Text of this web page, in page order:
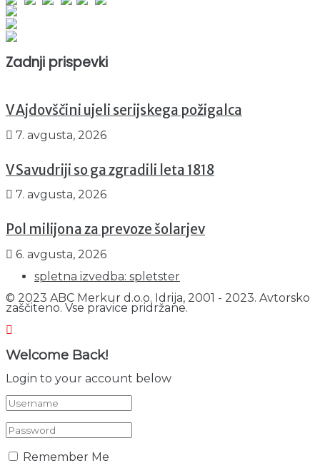
Zadnji prispevki
V Ajdovščini ujeli serijskega požigalca
7. avgusta, 2026
V Savudriji so ga zgradili leta 1818
7. avgusta, 2026
Pol milijona za prevoze šolarjev
6. avgusta, 2026
spletna izvedba: spletster
© 2023 ABC Merkur d.o.o. Idrija, 2001 - 2023. Avtorsko
zaščiteno. Vse pravice pridržane.
Welcome Back!
Login to your account below
Remember Me